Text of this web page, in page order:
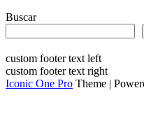
Buscar
custom footer text left
custom footer text right
Iconic One Pro Theme |